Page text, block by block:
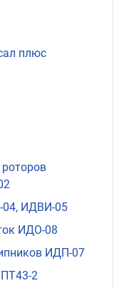
плюс
ИДВИ-05
ИДО-08
ИДП-07
2